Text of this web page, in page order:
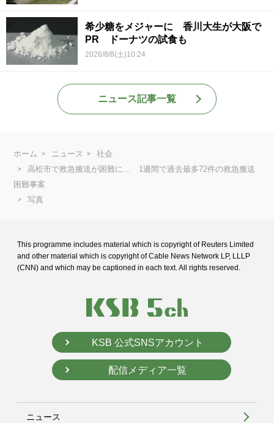
希少糖をメジャーに 香川大生が大阪で
PR ドーナツの試食も
2026/8/8(土)10:24
ニュース記事一覧
ホーム ニュース
社会
高松市で救急搬送が困難に… 1週間で過去最多72件の救急搬送
困難事案
写真
This programme includes material which is copyright of Reuters Limited
and other material which is copyright of Cable News Network LP, LLLP
(CNN) and which may be captioned in each text. All rights reserved.
KSB 公式SNSアカウント
配信メディア一覧
ニュース